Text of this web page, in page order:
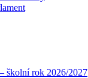
školní rok 2026/2027